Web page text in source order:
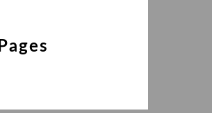
Pages